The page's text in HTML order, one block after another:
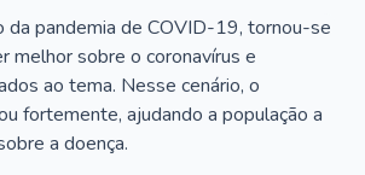
da pandemia de COVID-19, tornou-se
melhor sobre o coronavírus e
ao tema. Nesse cenário, o
fortemente, ajudando a população a
a doença.